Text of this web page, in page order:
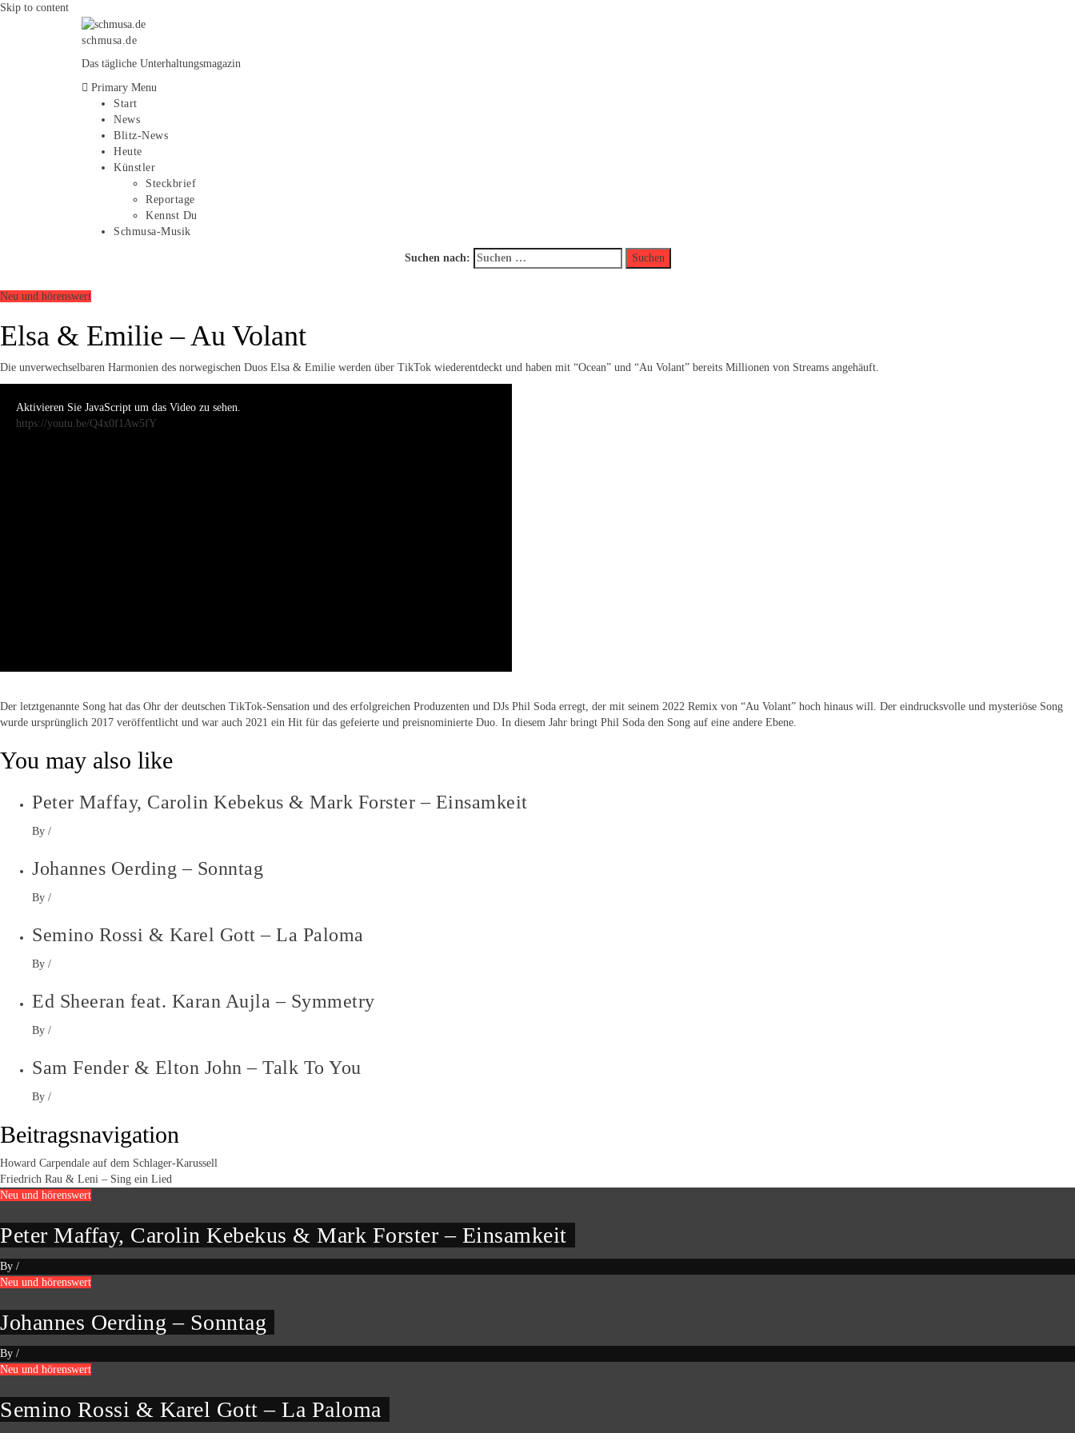
Skip to content
schmusa.de
Das tägliche Unterhaltungsmagazin
Primary Menu
Start
News
Blitz-News
Heute
Künstler
Steckbrief
Reportage
Kennst Du
Schmusa-Musik
Suchen nach:
Neu und hörenswert
Elsa & Emilie – Au Volant
Die unverwechselbaren Harmonien des norwegischen Duos Elsa & Emilie werden über TikTok wiederentdeckt und haben mit “Ocean” und “Au Volant” bereits Millionen von Streams angehäuft.
Aktivieren Sie JavaScript um das Video zu sehen.
https://youtu.be/Q4x0f1Aw5fY
Der letztgenannte Song hat das Ohr der deutschen TikTok-Sensation und des erfolgreichen Produzenten und DJs Phil Soda erregt, der mit seinem 2022 Remix von “Au Volant” hoch hinaus will. Der eindrucksvolle und mysteriöse Song
wurde ursprünglich 2017 veröffentlicht und war auch 2021 ein Hit für das gefeierte und preisnominierte Duo. In diesem Jahr bringt Phil Soda den Song auf eine andere Ebene.
You may also like
Peter Maffay, Carolin Kebekus & Mark Forster – Einsamkeit
By /
Johannes Oerding – Sonntag
By /
Semino Rossi & Karel Gott – La Paloma
By /
Ed Sheeran feat. Karan Aujla – Symmetry
By /
Sam Fender & Elton John – Talk To You
By /
Beitragsnavigation
Howard Carpendale auf dem Schlager-Karussell
Friedrich Rau & Leni – Sing ein Lied
Neu und hörenswert
Peter Maffay, Carolin Kebekus & Mark Forster – Einsamkeit
By /
Neu und hörenswert
Johannes Oerding – Sonntag
By /
Neu und hörenswert
Semino Rossi & Karel Gott – La Paloma